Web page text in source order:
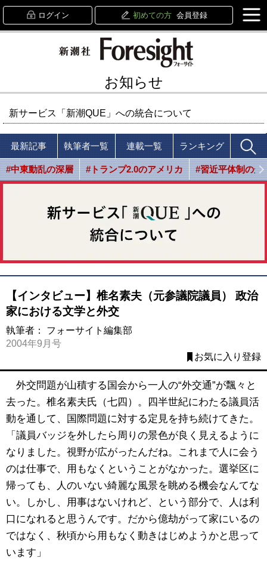
ログイン 初めての方 会員登録
お知らせ
新サービス「新潮QUE」への統合について
最新記事 執筆者一覧 連載一覧 ランキング
#中東動乱の深層 #トランプ2.0のアメリカ #習近平体制の光
【インタビュー】椎名素夫（元参議院議員） 政治
家における文学と外交
執筆者： フォーサイト編集部
2004年9月号
お気に入り登録
外交問題が山積する国会から一人の“外交通”が飄々と
去った。椎名素夫氏（七四）。四半世紀にわたる議員活
動を通して、国際問題に対する定見を持ち続けてきた。
「議員バッジを外したら周りの景色が良く見えるように
なりました。視野が広がったんだね。これまで人に会う
のは仕事で、用もなくということがなかった。選挙区に
帰っても、人のいない綺麗な風景を眺める機会なんてな
い。しかし、用事はないけれど、という部分で、人は利
口になれると思うんです。だから億劫がって家にいるの
ではなく、秋頃から用もなく動きはじめようかと思って
います」